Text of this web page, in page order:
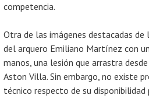
competencia.
Otra de las imágenes destacadas
del arquero Emiliano Martínez con
manos, una lesión que arrastra
Aston Villa. Sin embargo, no existe
técnico respecto de su disponibilidad